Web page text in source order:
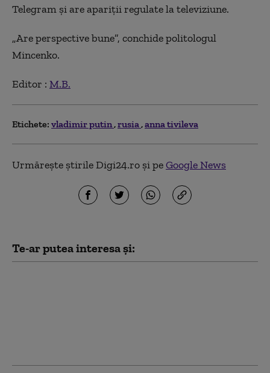
Telegram şi are apariţii regulate la televiziune.
„Are perspective bune”, conchide politologul
Mincenko.
Editor : M.B.
Etichete: vladimir putin rusia anna tivileva
Urmărește știrile Digi24.ro și peGoogle News
Te-ar putea interesa și: